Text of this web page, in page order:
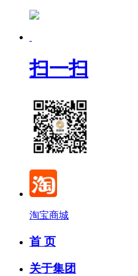
扫一扫
淘宝商城
首 页
关于集团